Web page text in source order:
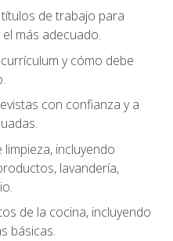
de trabajo para
más adecuado.
y cómo debe
con confianza y a
incluyendo
lavandería,
de la cocina, incluyendo
básicas.